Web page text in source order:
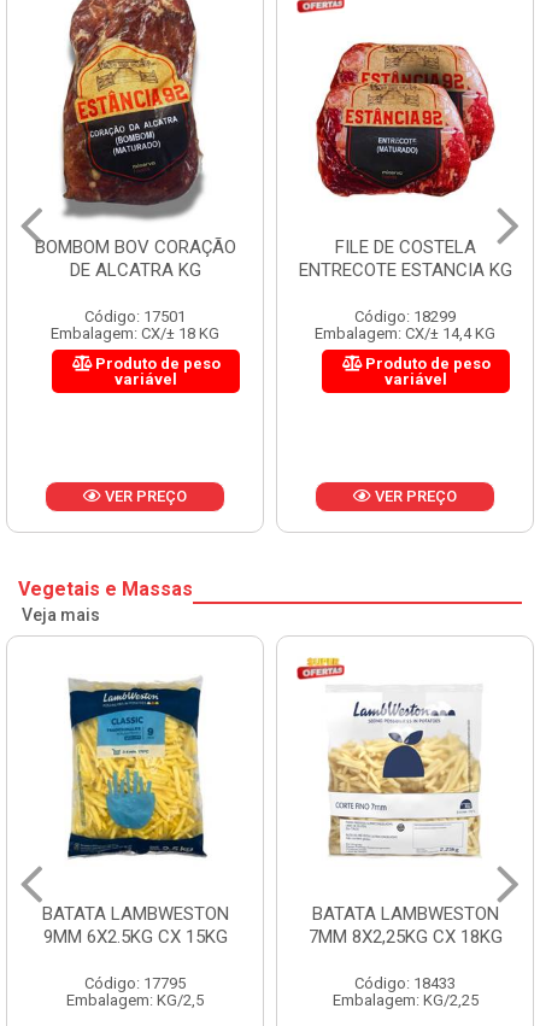
BOMBOM BOV CORAÇÃO
Código: 17501
Embalagem: CX/± 18 KG
Produto de peso
variável
VER PREÇO
FILE DE COSTELA
Código: 18299
Embalagem: CX/± 14,4 KG
Produto de peso
variável
VER PREÇO
Vegetais e Massas
Veja mais
BATATA LAMBWESTON
Código: 17795
Embalagem: KG/2,5
BATATA LAMBWESTON
7MM 8X2,25KG CX 18KG
Código: 18433
Embalagem: KG/2,25